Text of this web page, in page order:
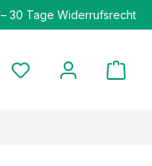
30 Tage Widerrufsrecht